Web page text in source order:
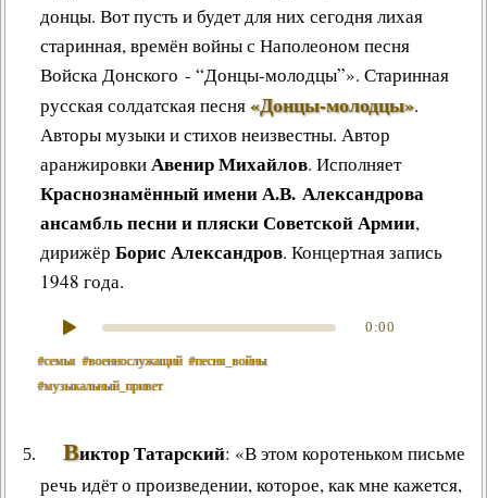
донцы. Вот пусть и будет для них сегодня лихая
старинная, времён войны с Наполеоном песня
Войска Донского - “Донцы-молодцы”». Старинная
русская солдатская песня«Донцы-молодцы».
Авторы музыки и стихов неизвестны. Автор
аранжировкиАвенир Михайлов. Исполняет
Краснознамённый имени А.В. Александрова
ансамбль песни и пляски Советской Армии,
дирижёр Борис Александров. Концертная запись
1948 года.
0:00
#семья #военнослужащий #песня_войны
#музыкальный_привет
Виктор Татарский: «В этом коротеньком письме
речь идёт о произведении, которое, как мне кажется,